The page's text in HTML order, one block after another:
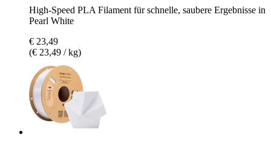
High-Speed PLA Filament für schnelle, saubere Ergebnisse in
Pearl White
€ 23,49
(€ 23,49 / kg)